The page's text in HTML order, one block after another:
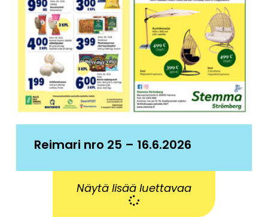
Reimari nro 25 – 16.6.2026
Näytä lisää luettavaa